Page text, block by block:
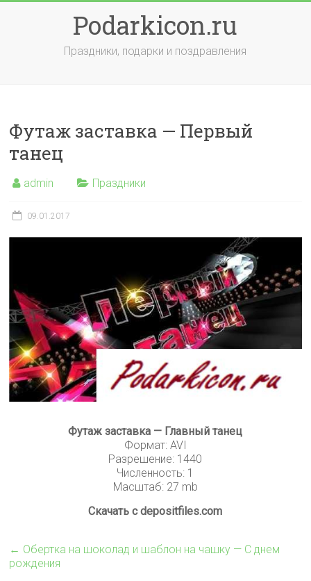
Podarkicon.ru
Праздники, подарки и поздравления
Футаж заставка — Первый
танец
admin Праздники
09.01.2017
Футаж заставка — Главный танец
Формат: AVI
Разрешение: 1440
Численность: 1
Масштаб: 27 mb
Скачать с depositfiles.com
← Обертка на шоколад и шаблон на чашку — С днем
рождения